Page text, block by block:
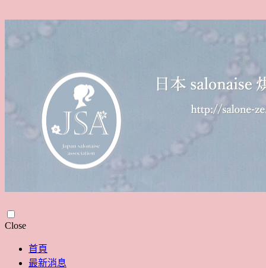
CloseSkip
content
首頁
最新消息